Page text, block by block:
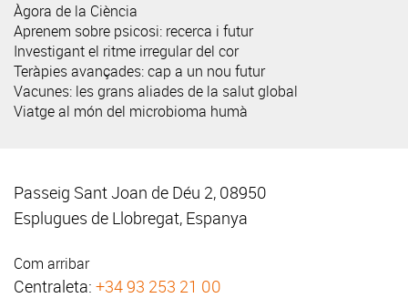
Àgora de la Ciència
Aprenem sobre psicosi: recerca i futur
Investigant el ritme irregular del cor
Teràpies avançades: cap a un nou futur
Vacunes: les grans aliades de la salut global
Viatge al món del microbioma humà
Passeig Sant Joan de Déu 2, 08950
Esplugues de Llobregat, Espanya
Com arribar
Centraleta: +34 93 253 21 00